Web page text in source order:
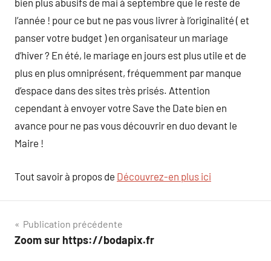
bien plus abusifs de mai à septembre que le reste de
l’année ! pour ce but ne pas vous livrer à l’originalité ( et
panser votre budget ) en organisateur un mariage
d’hiver ? En été, le mariage en jours est plus utile et de
plus en plus omniprésent, fréquemment par manque
d’espace dans des sites très prisés. Attention
cependant à envoyer votre Save the Date bien en
avance pour ne pas vous découvrir en duo devant le
Maire !
Tout savoir à propos de Découvrez-en plus ici
Navigation
de
Publication précédente
Zoom sur https://bodapix.fr